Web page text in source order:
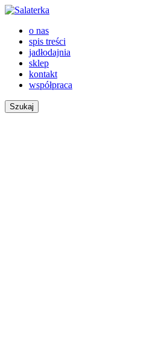
o nas
spis treści
jadłodajnia
sklep
kontakt
współpraca
Szukaj